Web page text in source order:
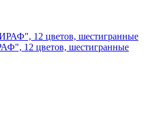
12 цветов, шестигранные